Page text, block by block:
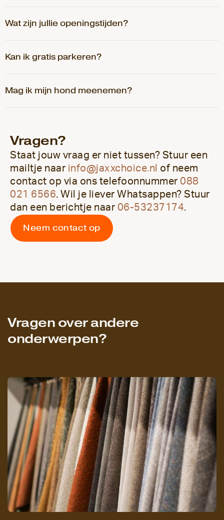
Wat zijn jullie openingstijden?
Kan ik gratis parkeren?
Mag ik mijn hond meenemen?
Vragen?
Staat jouw vraag er niet tussen? Stuur een
mailtje naar info@jaxxchoice.nl of neem
contact op via ons telefoonnummer 088
021 6566. Wil je liever Whatsappen? Stuur
dan een berichtje naar 06-53237174.
Neem contact op
Vragen over andere
onderwerpen?